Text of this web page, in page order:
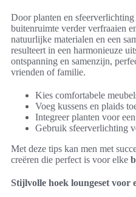
Door planten en
buitenruimte verder verfraaien
natuurlijke materialen en een
resulteert in een harmonieuze
ontspanning en samenzijn,
vrienden of familie.
Kies comfortabele
Voeg kussens en plaids
Integreer planten voor
Gebruik sfeerverlichting
Met deze tips kan men met
creëren die perfect is voor elke
Stijlvolle hoek loungeset voor